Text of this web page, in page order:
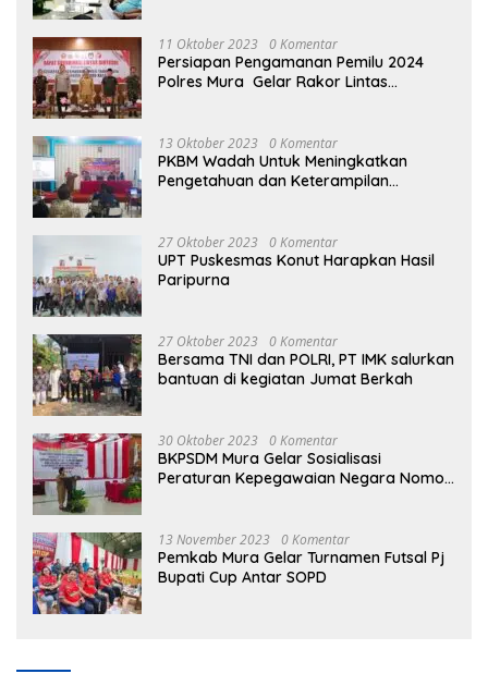
11 Oktober 2023 0 Komentar
Persiapan Pengamanan Pemilu 2024
Polres Mura Gelar Rakor Lintas
13 Oktober 2023 0 Komentar
PKBM Wadah Untuk Meningkatkan
Pengetahuan dan Keterampilan
27 Oktober 2023 0 Komentar
UPT Puskesmas Konut Harapkan Hasil
Paripurna
27 Oktober 2023 0 Komentar
Bersama TNI dan POLRI, PT IMK salurkan
bantuan di kegiatan Jumat Berkah
30 Oktober 2023 0 Komentar
BKPSDM Mura Gelar Sosialisasi
Peraturan Kepegawaian Negara Nomor
13 November 2023 0 Komentar
Pemkab Mura Gelar Turnamen Futsal Pj
Bupati Cup Antar SOPD